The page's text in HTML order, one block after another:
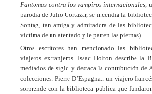
Fantomas contra los vampiros internacionales ,
parodia de Julio Cortazar, se incendia la
Sontag, tan amiga y admiradora de las
víctima de un atentado y le parten las piernas).
Otros escritores han mencionado las
viajeros extranjeros. Isaac Holton describe la
mediados de siglo y destaca la contribución de
colecciones. Pierre D’Espagnat, un viajero
sorprende con la biblioteca pública que